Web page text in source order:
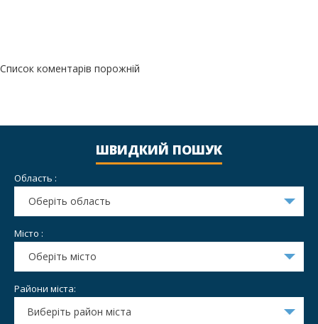
Список коментарів порожній
ШВИДКИЙ ПОШУК
Область :
Оберіть область
Місто :
Оберіть місто
Райони міста:
Виберіть район міста